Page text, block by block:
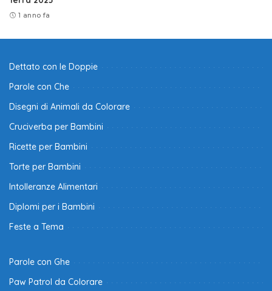
1 anno fa
Dettato con le Doppie
Parole con Che
Disegni di Animali da Colorare
Cruciverba per Bambini
Ricette per Bambini
Torte per Bambini
Intolleranze Alimentari
Diplomi per i Bambini
Feste a Tema
Parole con Ghe
Paw Patrol da Colorare